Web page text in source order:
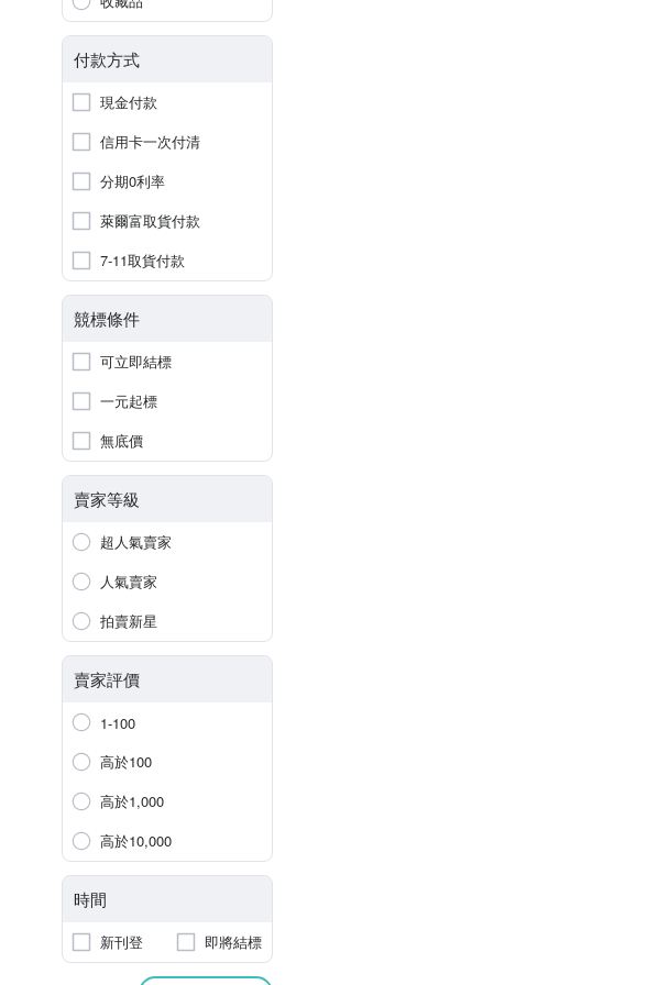
付款方式
現金付款
信用卡一次付清
分期0利率
萊爾富取貨付款
7-11取貨付款
競標條件
可立即結標
一元起標
無底價
賣家等級
超人氣賣家
人氣賣家
拍賣新星
賣家評價
1-100
高於100
高於1,000
高於10,000
時間
新刊登 即將結標